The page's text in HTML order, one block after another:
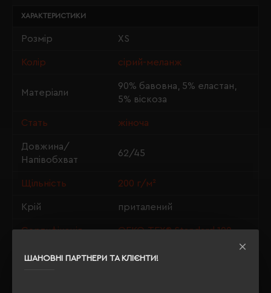
ШАНОВНІ ПАРТНЕРИ ТА КЛІЄНТИ!
ХАРАКТЕРИСТИКИ
Розмір XS
Колір сірий-меланж
Матеріали
90% бавовна, 5% еластан,
5% віскоза
Стать жіноча
Довжина/
Напівобхват
62/45
Щільність 200 г/м²
Крій приталений
Сертифікація OEKO-TEX® Standard 100